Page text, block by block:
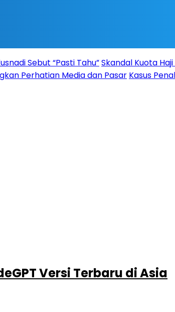
Sebut “Pasti Tahu”Skandal Kuota
Perhatian Media dan Pasar Kasus
Versi Terbaru di Asia